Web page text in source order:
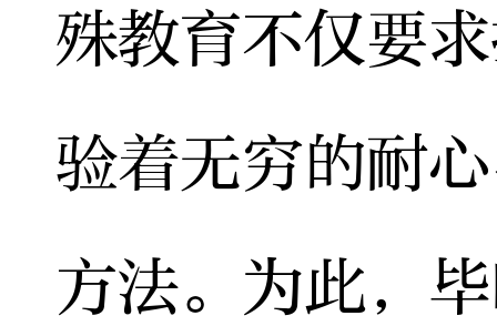
殊教育不仅要
验着无穷的耐
方法。为此，